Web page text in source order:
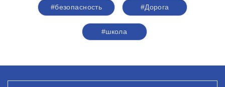
#безопасность #Дорога
#школа